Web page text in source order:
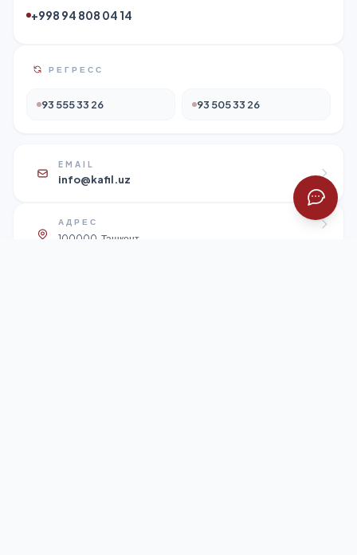
+998 94 808 04 14
РЕГРЕСС
93 555 33 26 93 505 33 26
EMAIL
info@kafil.uz
АДРЕС
100000, Ташкент,